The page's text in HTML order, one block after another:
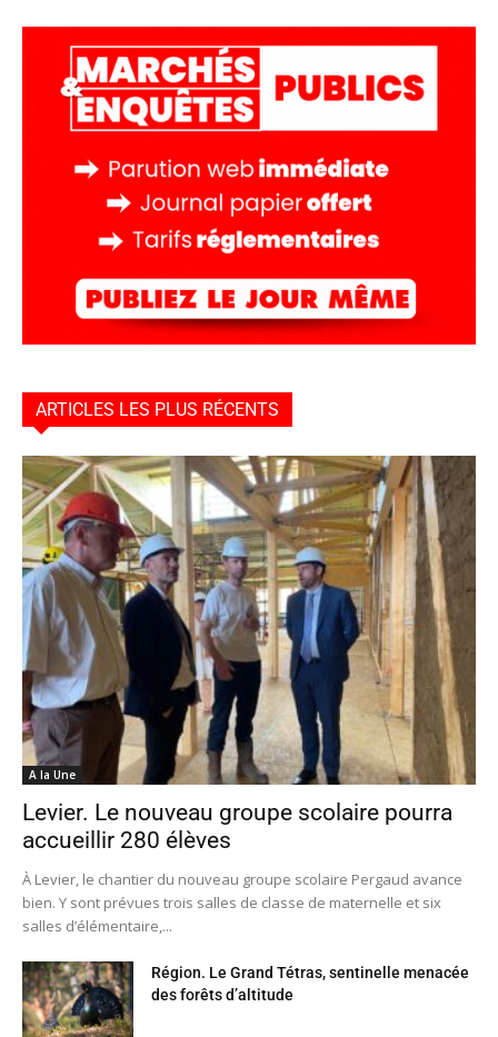
ARTICLES LES PLUS RÉCENTS
A la Une
Levier. Le nouveau groupe scolaire pourra
accueillir 280 élèves
À Levier, le chantier du nouveau groupe scolaire Pergaud avance
bien. Y sont prévues trois salles de classe de maternelle et six
salles d’élémentaire,...
Région. Le Grand Tétras, sentinelle menacée
des forêts d’altitude